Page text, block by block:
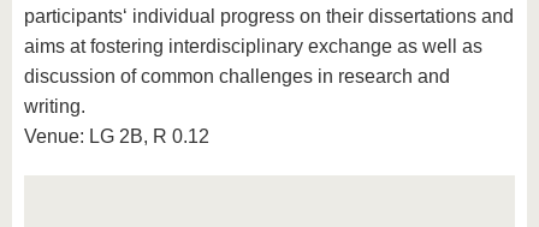
participants‘ individual progress on their dissertations and
aims at fostering interdisciplinary exchange as well as
discussion of common challenges in research and
writing.
Venue: LG 2B, R 0.12